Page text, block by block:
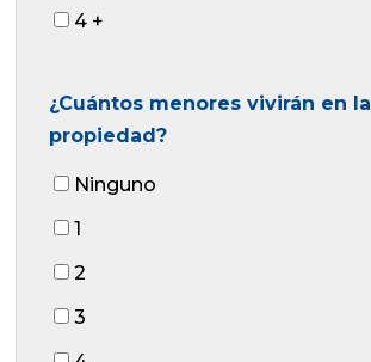
4 +
¿Cuántos menores vivirán en la
propiedad?
Ninguno
1
2
3